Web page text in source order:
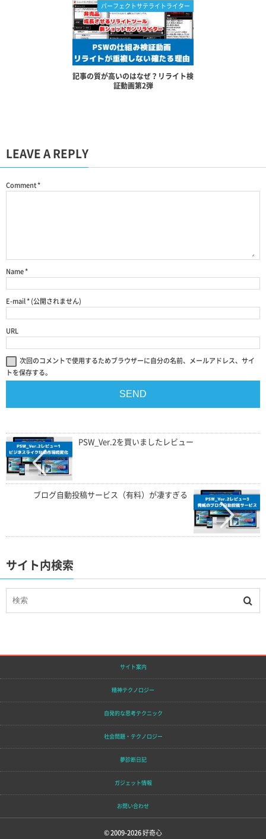
パーフェクトサテライトライター
記事の質が高いのはなぜ？リライト検
証動画第2弾
LEAVE A REPLY
Comment*
Name*
E-mail*(公開されません)
URL
次回のコメントで使用するためブラウザーに自分の名前、メールアドレス、サイ
トを保存する。
PSW_Ver.2を買いましたレビュー
ブログ自動投稿サービス（有料）が凄すぎる
サイト内検索
サイト案内
精神テクノロジー
自発的な思考テクニック
社会問題・テクノロジー
夢診断日記
ガジェット情報
お問い合わせ
© 2009-2026好奇心